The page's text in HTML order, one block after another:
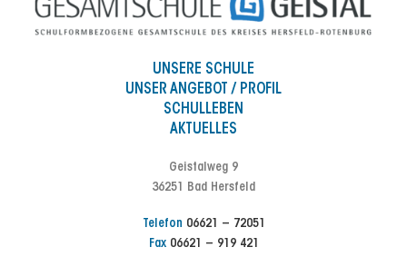
UNSERE SCHULE
UNSER ANGEBOT / PROFIL
SCHULLEBEN
AKTUELLES
Geistalweg 9
36251 Bad Hersfeld
Telefon 06621 – 72051
Fax06621 – 919 421